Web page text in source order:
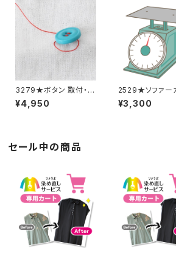
3279★ボタン 取付・取
り外し料金(15個分)
¥4,950
2529★ソファー
追加料金
¥3,300
セール中の商品